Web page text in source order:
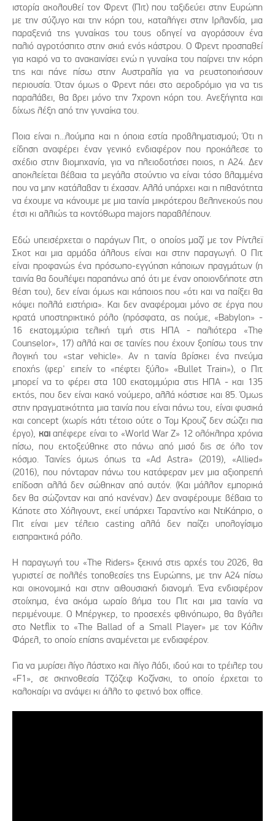
ιστορία ακολουθεί τον Φρεντ (Πιτ) που ταξιδεύει στην Ευρώπη
με την σύζυγο και την κόρη του, καταλήγει στην Ιρλανδία, μια
παραξενιά της γυναίκας του τους οδηγεί να αγοράσουν ένα
παλιό αγροτόσπιτο στην σκιά ενός κάστρου. Ο Φρεντ προσπαθεί
για καιρό να το ανακαινίσει ενώ η γυναίκα του παίρνει την κόρη
της και πάνε πίσω στην Αυστραλία για να ρευστοποιήσουν
περιουσία. Όταν όμως ο Φρεντ πάει στο αεροδρόμιο για να τις
παραλάβει, θα βρει μόνο την 7χρονη κόρη του. Ανεξήγητα και
δίχως λέξη από την γυναίκα του.
Ποια είναι η...λούμπα και η όποια εστία προβληματισμού; Ότι η
είδηση αναφέρει έναν γενικό ενδιαφέρον που προκάλεσε το
σχέδιο στην βιομηχανία, για να πλειοδοτήσει ποιος, η Α24. Δεν
αποκλείεται βέβαια τα μεγάλα στούντιο να είναι τόσο βλαμμένα
που να μην κατάλαβαν τι έχασαν. Αλλά υπάρχει και η πιθανότητα
να έχουμε να κάνουμε με μια ταινία μικρότερου βεληνεκούς που
έτσι κι αλλιώς τα κοντόθωρα majors παραβλέπουν.
Εδώ υπεισέρχεται ο παράγων Πιτ, ο οποίος μαζί με τον Ρίντλεϊ
Σκοτ και μια αρμάδα άλλους είναι και στην παραγωγή. Ο Πιτ
είναι προφανώς ένα πρόσωπο-εγγύηση κάποιων πραγμάτων (η
ταινία θα δουλέψει παραπάνω από ότι με έναν οποιονδήποτε στη
θέση του), δεν είναι όμως και κάποιος που «ότι και να παίξει θα
κόψει πολλά ειστήρια». Και δεν αναφέρομαι μόνο σε έργα που
κρατά υποστηρικτικό ρόλο (πρόσφατα, ας πούμε, «Babylon» -
16 εκατομμύρια τελική τιμή στις ΗΠΑ - παλιότερα «The
Counselor», 17) αλλά και σε ταινίες που έχουν ξοπίσω τους την
λογική του «star vehicle». Αν η ταινία βρίσκει ένα πνεύμα
εποχής (φερ' ειπείν το «πέφτει ξύλο» «Bullet Τrain»), ο Πιτ
μπορεί να το φέρει στα 100 εκατομμύρια στις ΗΠΑ - και 135
εκτός, που δεν είναι κακό νούμερο, αλλά κόστισε και 85. Όμως
στην πραγματικότητα μια ταινία που είναι πάνω του, είναι φυσικά
και concept (χωρίς κάτι τέτοιο ούτε ο Τομ Κρουζ δεν σώζει πια
έργο), καιαπέφερε είναι το «World War Z» 12 ολόκληρα χρόνια
πίσω, που εκτοξεύθηκε στο πάνω από μισό δις σε όλο τον
κόσμο. Ταινίες όμως όπως τα «Ad Astra» (2019), «Allied»
(2016), που πόνταραν πάνω του κατάφεραν μεν μια αξιοπρεπή
επίδοση αλλά δεν σώθηκαν από αυτόν. (Και μάλλον εμπορικά
δεν θα σώζονταν και από κανέναν.) Δεν αναφέρουμε βέβαια το
Κάποτε στο Χόλιγουντ, εκεί υπάρχει Ταραντίνο και ΝτιΚάπριο, ο
Πιτ είναι μεν τέλειο casting αλλά δεν παίζει υπολογίσιμο
εισπρακτικά ρόλο.
Η παραγωγή του «The Riders» ξεκινά στις αρχές του 2026, θα
γυριστεί σε πολλές τοποθεσίες της Ευρώπης, με την Α24 πίσω
και οικονομικά και στην αιθουσιακή διανομή. Ένα ενδιαφέρον
στοίχημα, ένα ακόμα ωραίο βήμα του Πιτ και μια ταινία να
περιμένουμε. Ο Μπέργκερ, το προσεχές φθινόπωρο, θα βγάλει
στο Netflix το «The Ballad of a Small Player» με τον Κόλιν
Φάρελ, το οποίο επίσης αναμένεται με ενδιαφέρον.
Για να μυρίσει λίγο λάστιχο και λίγο λάδι, ιδού και το τρέιλερ του
«F1», σε σκηνοθεσία Τζόζεφ Κοζίνσκι, το οποίο έρχεται το
καλοκαίρι να ανάψει κι άλλο το φετινό box office.